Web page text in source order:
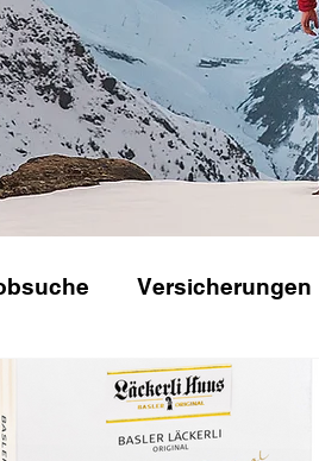
Versicherungen
Küche Schweizer